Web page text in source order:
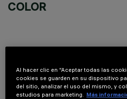
COLOR
DATOS TÉCNICOS
ÚLTIMA ACTUALIZACIÓN: 06/08/2026
Al hacer clic en “Aceptar todas las
cookies se guarden en su dispositivo
del sitio, analizar el uso del mismo, y
estudios para marketing. Más